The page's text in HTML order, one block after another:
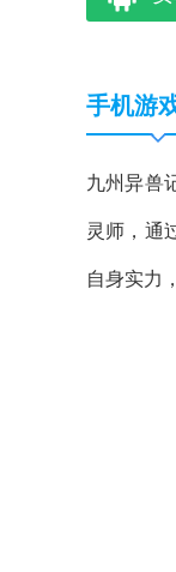
手机游
九州异兽
灵师，通
自身实力